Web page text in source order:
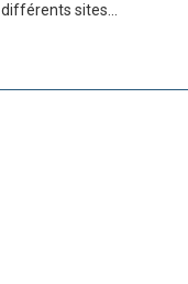
différents sites...